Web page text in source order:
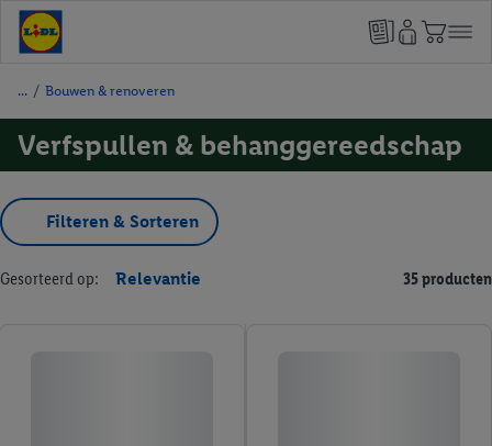
/ Bouwen & renoveren
Verfspullen & behanggereedschap
Filteren & Sorteren
Gesorteerd op: Relevantie 35 producten